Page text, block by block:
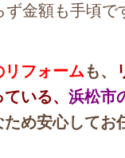
金額も手頃で
リフォームも、
いる、 浜松市
め安心してお